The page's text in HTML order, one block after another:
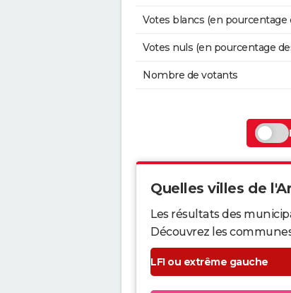
Votes blancs (en
Votes nuls (en pourcentage
Nombre de votants
Quelles villes de
Les résultats des
Découvrez les
LFI ou extrême gauche